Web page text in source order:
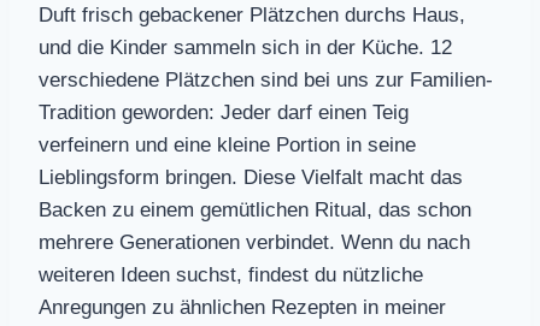
Duft frisch gebackener Plätzchen durchs Haus,
und die Kinder sammeln sich in der Küche. 12
verschiedene Plätzchen sind bei uns zur Familien-
Tradition geworden: Jeder darf einen Teig
verfeinern und eine kleine Portion in seine
Lieblingsform bringen. Diese Vielfalt macht das
Backen zu einem gemütlichen Ritual, das schon
mehrere Generationen verbindet. Wenn du nach
weiteren Ideen suchst, findest du nützliche
Anregungen zu ähnlichen Rezepten in meiner